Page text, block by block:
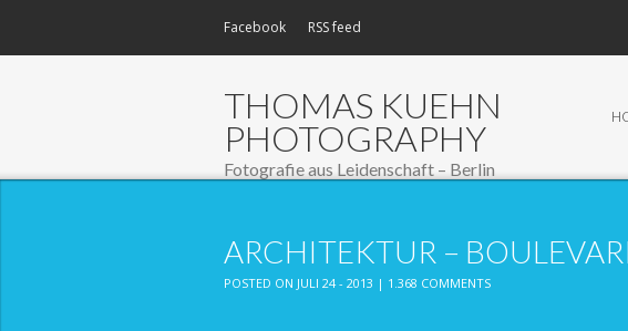
Facebook RSS feed
THOMAS KUEHN
PHOTOGRAPHY
Fotografie aus Leidenschaft – Berlin
ARCHITEKTUR –
POSTED ON JULI 24 - 2013 | 1.368 COMMENTS